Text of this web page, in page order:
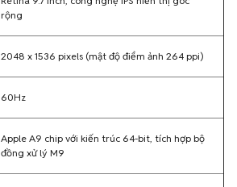
rộng
2048 x 1536 pixels (mật độ điểm ảnh 264 ppi)
60Hz
Apple A9 chip với kiến trúc 64-bit, tích hợp bộ
đồng xử lý M9